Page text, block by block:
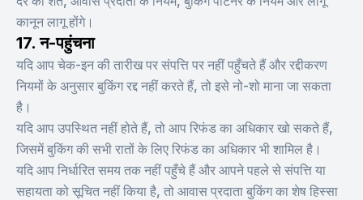
कानून लागू होंगे।
17. न-पहुंचना
यदि आप चेक-इन की तारीख पर संपत्ति पर नहीं पहुँचते हैं और रद्दीकरण
नियमों के अनुसार बुकिंग रद्द नहीं करते हैं, तो इसे नो-शो माना जा सकता
है।
यदि आप उपस्थित नहीं होते हैं, तो आप रिफंड का अधिकार खो सकते हैं,
जिसमें बुकिंग की सभी रातों के लिए रिफंड का अधिकार भी शामिल है।
यदि आप निर्धारित समय तक नहीं पहुँचे हैं और आपने पहले से संपत्ति या
सहायता को सूचित नहीं किया है, तो आवास प्रदाता बुकिंग का शेष हिस्सा